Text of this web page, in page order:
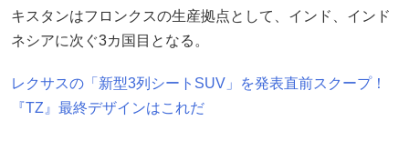
キスタンはフロンクスの生産拠点として、インド、インド
ネシアに次ぐ3カ国目となる。
レクサスの「新型3列シートSUV」を発表直前スクープ！
『TZ』最終デザインはこれだ